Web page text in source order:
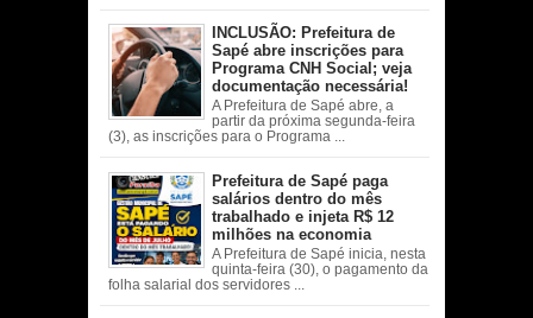
INCLUSÃO: Prefeitura de
Sapé abre inscrições para
Programa CNH Social; veja
documentação necessária!
A Prefeitura de Sapé abre, a
partir da próxima segunda-feira
(3), as inscrições para o Programa ...
Prefeitura de Sapé paga
salários dentro do mês
trabalhado e injeta R$ 12
milhões na economia
A Prefeitura de Sapé inicia, nesta
quinta-feira (30), o pagamento da
folha salarial dos servidores ...